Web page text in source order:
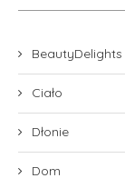
BeautyDelights
Ciało
Dłonie
Dom